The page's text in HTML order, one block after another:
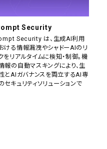
Security
Security は、生成AI利用
ける情報漏洩やシャドーAIのリ
をリアルタイムに検知・制御。機
報の自動マスキングにより、生
とAIガバナンスを両立するAI専
セキュリティソリューションで